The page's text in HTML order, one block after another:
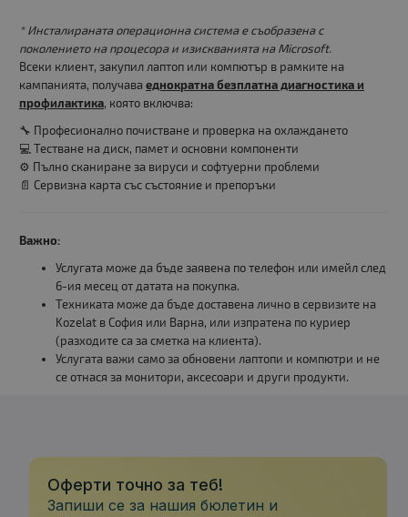
* Инсталираната операционна система е съобразена с
поколението на процесора и изискванията на Microsoft.
Всеки клиент, закупил лаптоп или компютър в рамките на
кампанията, получава еднократна безплатна диагностика и
профилактика, която включва:
🔧 Професионално почистване и проверка на охлаждането
💻 Тестване на диск, памет и основни компоненти
⚙️ Пълно сканиране за вируси и софтуерни проблеми
📄 Сервизна карта със състояние и препоръки
Важно:
Услугата може да бъде заявена по телефон или имейл след
6-ия месец от датата на покупка.
Техниката може да бъде доставена лично в сервизите на
Kozelat в София или Варна, или изпратена по куриер
(разходите са за сметка на клиента).
Услугата важи само за обновени лаптопи и компютри и не
се отнася за монитори, аксесоари и други продукти.
Оферти точно за теб!
Запиши се за нашия бюлетин и